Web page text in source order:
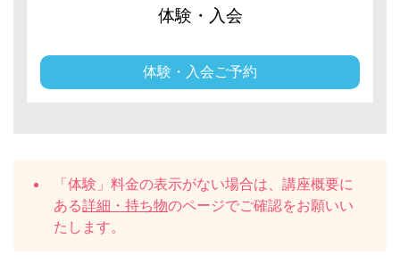
体験・入会
体験・入会ご予約
「体験」料金の表示がない場合は、講座概要に
ある詳細・持ち物のページでご確認をお願いい
たします。